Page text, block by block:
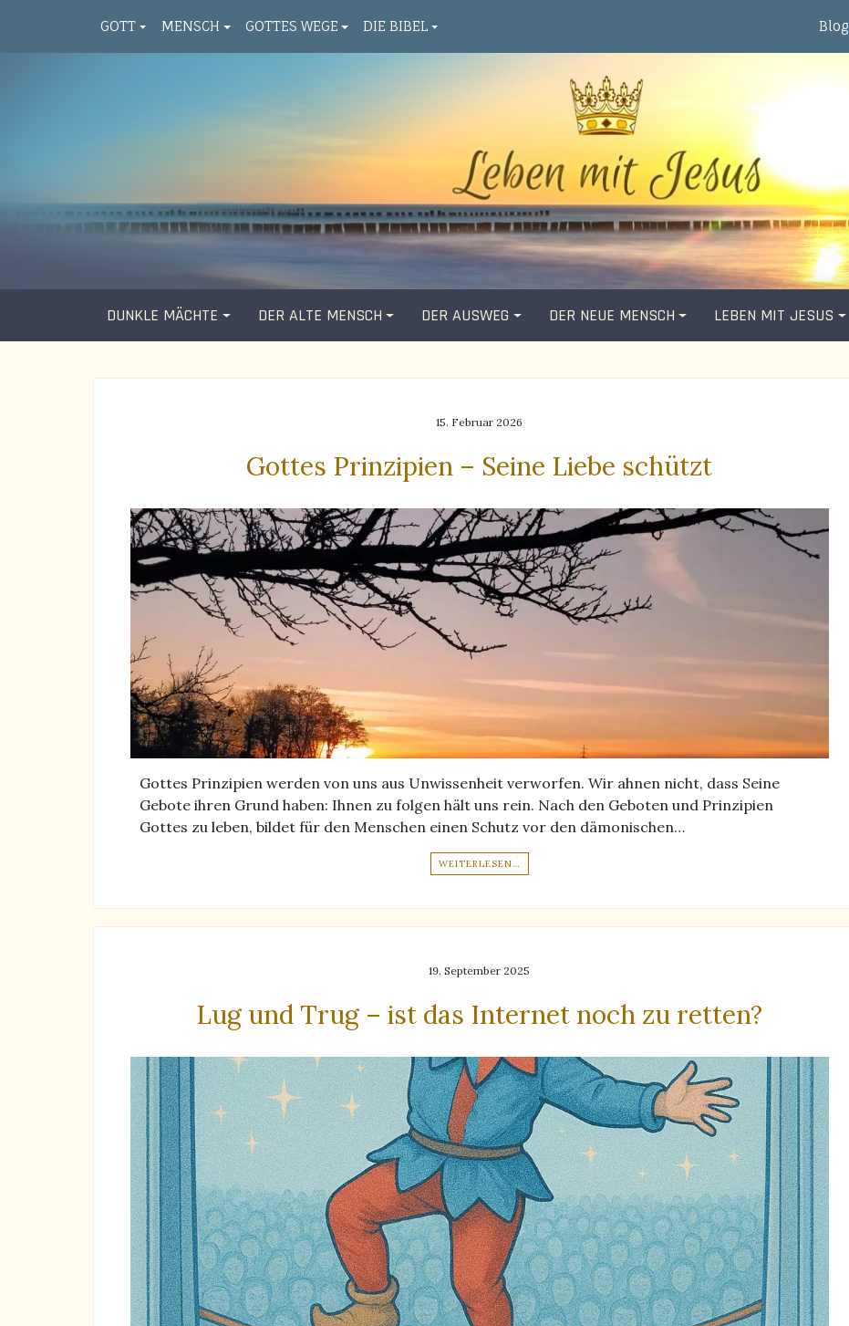
GOTT MENSCH GOTTES WEGE DIE BIBEL Blog
DUNKLE MÄCHTE DER ALTE MENSCH DER AUSWEG DER NEUE MENSCH LEBEN MIT JESUS
15. Februar 2026
Gottes Prinzipien – Seine Liebe schützt
Gottes Prinzipien werden von uns aus Unwissenheit verworfen. Wir ahnen nicht, dass Seine
Gebote ihren Grund haben: Ihnen zu folgen hält uns rein. Nach den Geboten und Prinzipien
Gottes zu leben, bildet für den Menschen einen Schutz vor den dämonischen…
WEITERLESEN…
19. September 2025
Lug und Trug – ist das Internet noch zu retten?